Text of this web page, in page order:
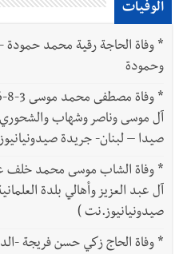
الوفيات
*
وحمودة
*
آل موسى وناصر وشهاب
صيدا – لبنان- جريدة
*
آل عبد العزيز وأهالي بلدة
صيدونيانيوز.نت )
*وفاة الحاج زكي حسن فريجة -الدفن -1-